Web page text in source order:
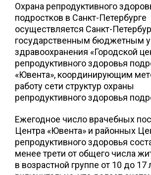
Охрана репродуктивного
подростков в Санкт-Петербурге
осуществляется Санкт-
государственным бюджетным
здравоохранения «Городской
репродуктивного здоровья
«Ювента», координирующим
работу сети структур охраны
репродуктивного здоровья
Ежегодное число врачебных
Центра «Ювента» и районных
репродуктивного здоровья
менее трети от общего числа
в возрастной группе от 10 до 17